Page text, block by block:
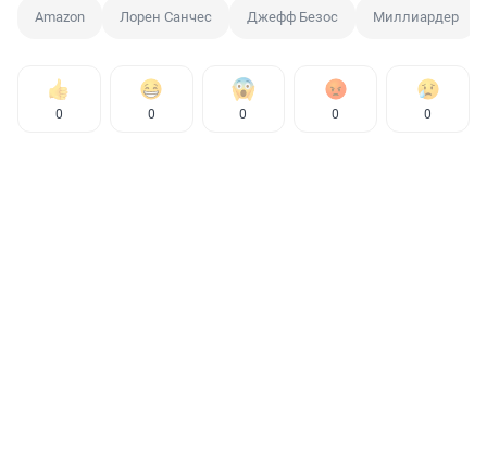
Amazon Лорен Санчес Джефф Безос Миллиардер
0 0 0 0 0